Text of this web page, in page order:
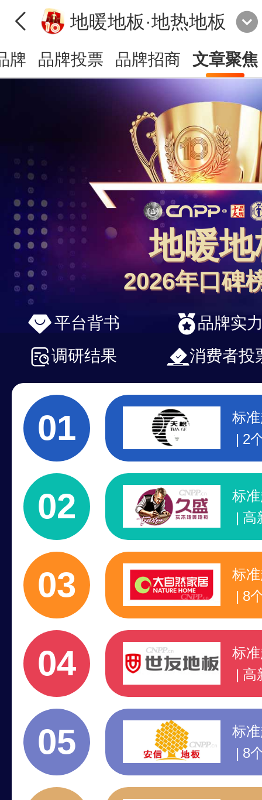
地暖地板·地热地板
牌 品牌投票 品牌招商 文章聚焦
地暖
2026年口碑
平台背书
品牌实
调研结果
消费者投
01
标
2
1
02
标
高
5
03
标
8
5
04
标
高
7
05
标
8
1